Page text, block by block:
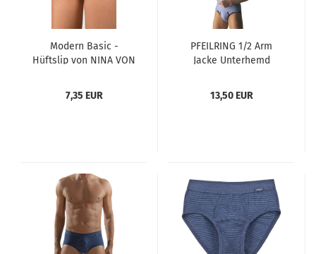
Modern Basic -
Hüftslip von NINA VON
50
7,35 EUR
PFEILRING 1/2 Arm
Jacke Unterhemd
13,50 EUR